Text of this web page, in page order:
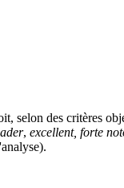
selon des critères
, excellent, forte